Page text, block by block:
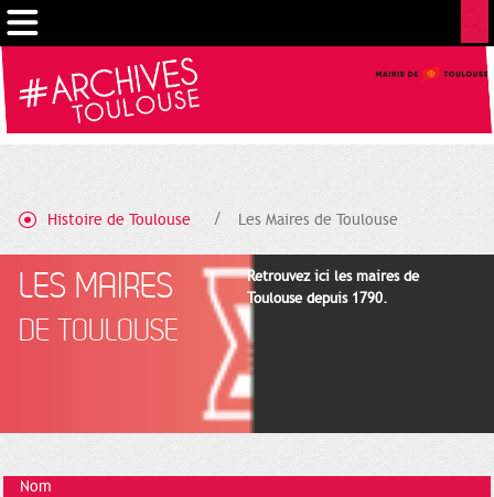
Histoire de Toulouse Les Maires de Toulouse
LES MAIRES
DE TOULOUSE
Retrouvez ici les maires de
Toulouse depuis 1790.
Nom
Cookies management panel